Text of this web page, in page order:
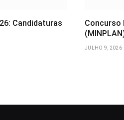
Candidaturas
Concurso
JULHO 9, 2026